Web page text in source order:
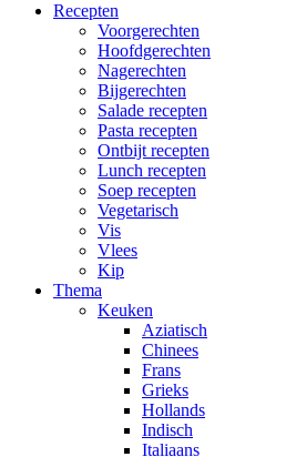
Recepten
Voorgerechten
Hoofdgerechten
Nagerechten
Bijgerechten
Salade recepten
Pasta recepten
Ontbijt recepten
Lunch recepten
Soep recepten
Vegetarisch
Vis
Vlees
Kip
Thema
Keuken
Aziatisch
Chinees
Frans
Grieks
Hollands
Indisch
Italiaans